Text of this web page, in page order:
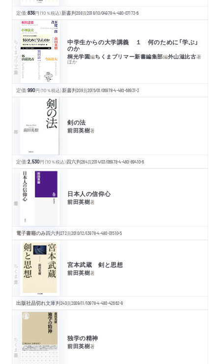
定価:836円 （10％税込）新書判208頁2018/10/04978-4-480-07173-6
ちくまプリマー新書 中学生からの大学講義 １ 何のために「学ぶ」
のか
桐光学園編ちくまプリマー新書編集部編外山滋比古著
ほか
定価:990円 （10％税込）新書判208頁2015/01/06978-4-480-68931-3
剣の法
前田英樹著
定価:2,530円 （10％税込）四六判264頁2014/03/06978-4-480-89410-6
日本人の信仰心
前田英樹著
電子書籍のみ四六判272頁2010/12/13978-4-480-01510-5
ちくま文庫 宮本武蔵 剣と思想
前田英樹著
出版社品切れ文庫判240頁2009/11/10978-4-480-42662-8
ちくま新書 独学の精神
前田英樹著